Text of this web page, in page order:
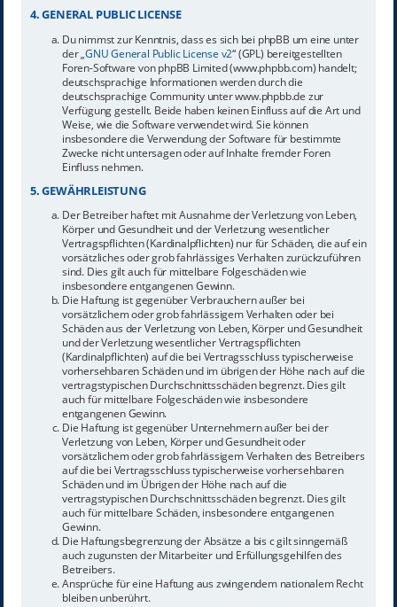
4. GENERAL PUBLIC LICENSE
Du nimmst zur Kenntnis, dass es sich bei phpBB um eine unter
der „GNU General Public License v2“ (GPL) bereitgestellten
Foren-Software von phpBB Limited (www.phpbb.com) handelt;
deutschsprachige Informationen werden durch die
deutschsprachige Community unter www.phpbb.de zur
Verfügung gestellt. Beide haben keinen Einfluss auf die Art und
Weise, wie die Software verwendet wird. Sie können
insbesondere die Verwendung der Software für bestimmte
Zwecke nicht untersagen oder auf Inhalte fremder Foren
Einfluss nehmen.
5. GEWÄHRLEISTUNG
Der Betreiber haftet mit Ausnahme der Verletzung von Leben,
Körper und Gesundheit und der Verletzung wesentlicher
Vertragspflichten (Kardinalpflichten) nur für Schäden, die auf ein
vorsätzliches oder grob fahrlässiges Verhalten zurückzuführen
sind. Dies gilt auch für mittelbare Folgeschäden wie
insbesondere entgangenen Gewinn.
Die Haftung ist gegenüber Verbrauchern außer bei
vorsätzlichem oder grob fahrlässigem Verhalten oder bei
Schäden aus der Verletzung von Leben, Körper und Gesundheit
und der Verletzung wesentlicher Vertragspflichten
(Kardinalpflichten) auf die bei Vertragsschluss typischerweise
vorhersehbaren Schäden und im übrigen der Höhe nach auf die
vertragstypischen Durchschnittsschäden begrenzt. Dies gilt
auch für mittelbare Folgeschäden wie insbesondere
entgangenen Gewinn.
Die Haftung ist gegenüber Unternehmern außer bei der
Verletzung von Leben, Körper und Gesundheit oder
vorsätzlichem oder grob fahrlässigem Verhalten des Betreibers
auf die bei Vertragsschluss typischerweise vorhersehbaren
Schäden und im Übrigen der Höhe nach auf die
vertragstypischen Durchschnittsschäden begrenzt. Dies gilt
auch für mittelbare Schäden, insbesondere entgangenen
Gewinn.
Die Haftungsbegrenzung der Absätze a bis c gilt sinngemäß
auch zugunsten der Mitarbeiter und Erfüllungsgehilfen des
Betreibers.
Ansprüche für eine Haftung aus zwingendem nationalem Recht
bleiben unberührt.